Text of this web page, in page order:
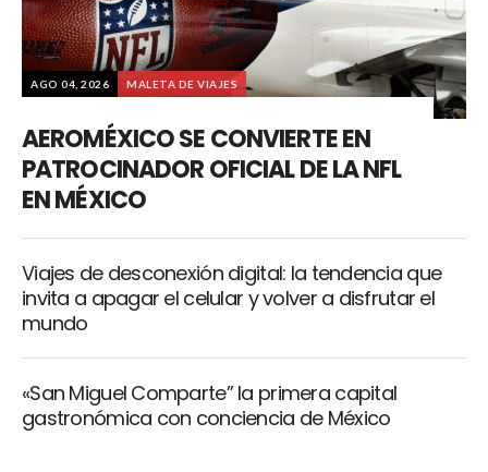
AGO 04, 2026 MALETA DE VIAJES
AEROMÉXICO SE CONVIERTE EN
PATROCINADOR OFICIAL DE LA NFL
EN MÉXICO
Viajes de desconexión digital: la tendencia que
invita a apagar el celular y volver a disfrutar el
mundo
«San Miguel Comparte” la primera capital
gastronómica con conciencia de México